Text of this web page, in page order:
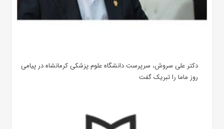
دکتر علی سروش، سرپرست دانشگاه علوم پزشکی کرمانشاه در پیامی
روز ماما را تبریک گفت